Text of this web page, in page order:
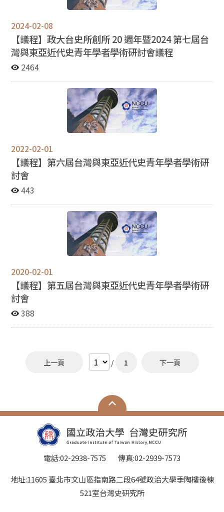
2024-02-08
【議程】政大台史所創所 20 週年暨2024 第七屆台
灣與東亞近代史青年學者學術研討會議程
2464
2022-02-01
【議程】第六屆台灣與東亞近代史青年學者學術研
討會
443
2020-02-01
【議程】第五屆台灣與東亞近代史青年學者學術研
討會
388
上一頁 / 1 下一頁
電話:02-2938-7575 傳真:02-2939-7573
地址:11605 臺北市文山區指南路二段64號政治大學季陶樓後棟
521室台灣史研究所